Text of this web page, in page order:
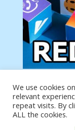
Tu anuncio va
Podemos
producto o
We use cookies
relevant
repeat visits. By
ALL the cookies.